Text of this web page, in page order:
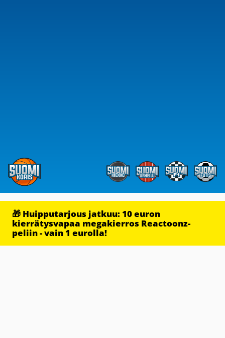
🎁 Huipputarjous jatkuu: 10 euron
kierrätysvapaa megakierros Reactoonz-
peliin - vain 1 eurolla!